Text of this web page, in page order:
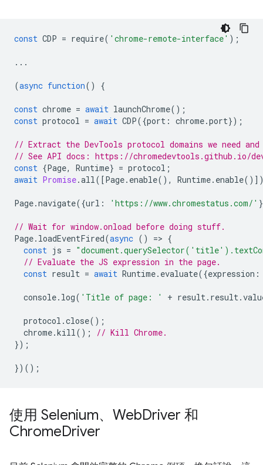
const CDP = require( 'chrome-remote-interface' );
...
(async function() {
const chrome = await launchChrome();
const protocol = await CDP({port : chrome.port});
// Extract the DevTools protocol domains we need and
// See API docs: https://chromedevtools.github.io/
const {Page, Runtime} = protocol ;
await Promise.all([Page. enable(), Runtime. enable
Page.navigate({url : 'https://www.chromestatus.com/'
// Wait for window.onload before doing stuff.
Page. loadEventFired(async () => {
const js =
// Evaluate the JS expression in the page.
const result = await Runtime. evaluate({expression :
console. log( 'Title of page: ' + result. result.
protocol .close();
chrome.kill();
// Kill Chrome.
});
})();
使用 Selenium、WebDriver 和
ChromeDriver